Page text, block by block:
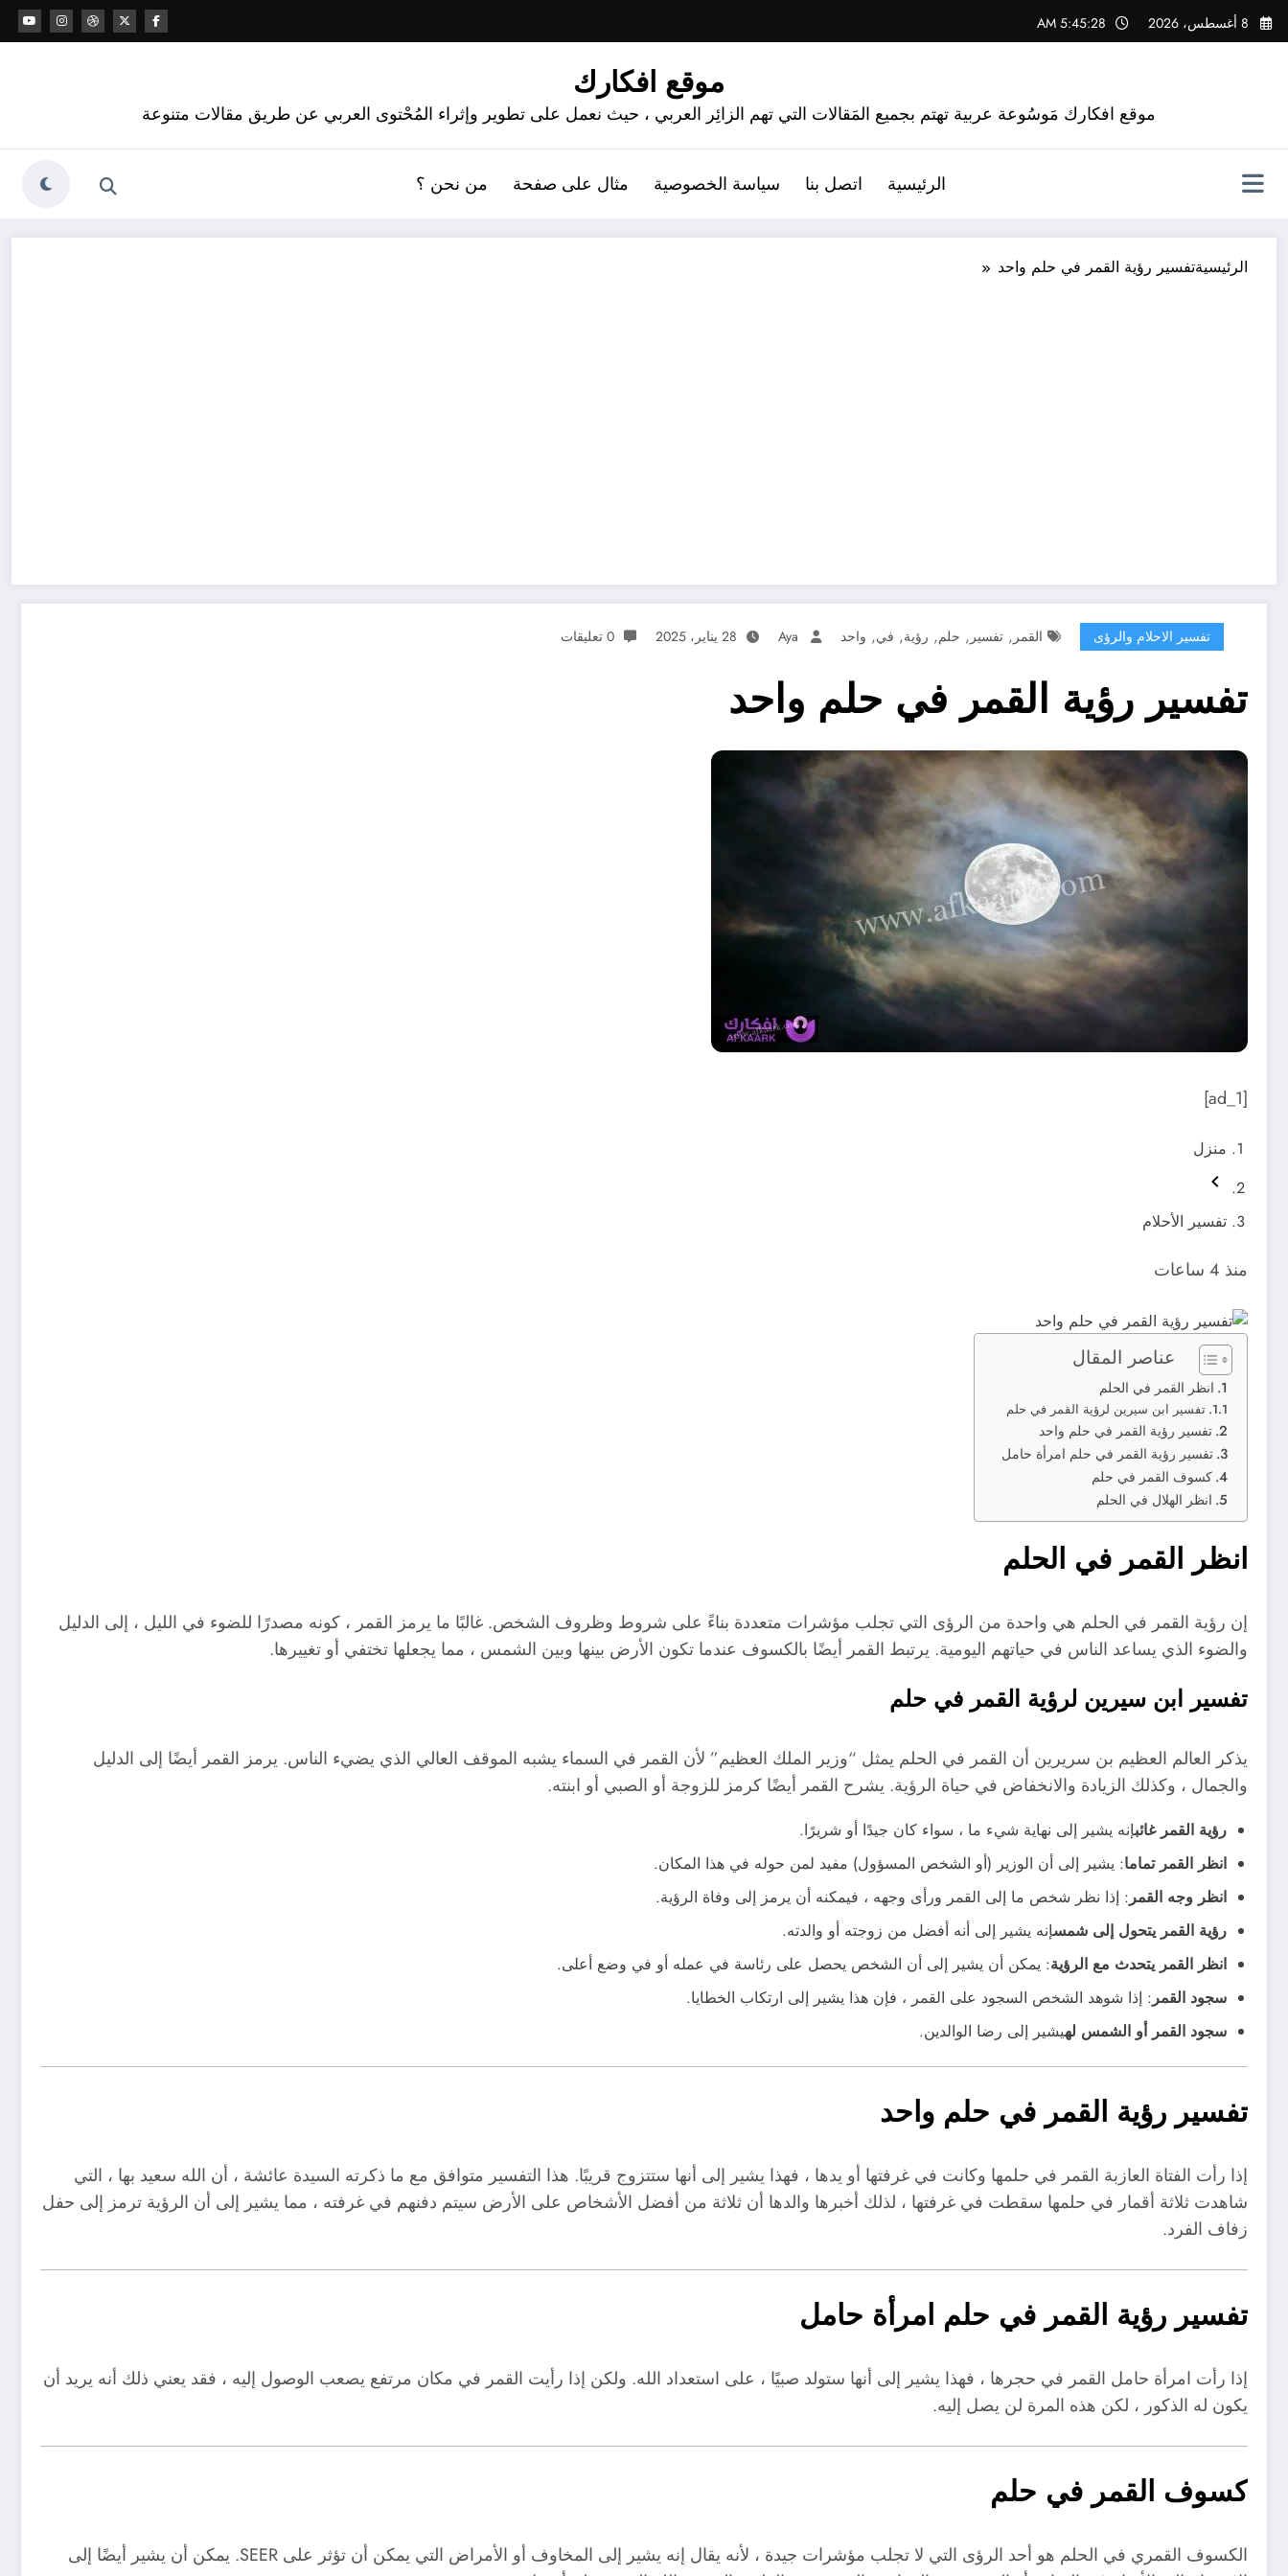
التجاوز
إلى
8 أغسطس، 2026 5:45:29 AM
موقع افكارك
موقع افكارك مَوسُوعة عربية تهتم بجميع المَقالات التي تهم الزائِر العربي ، حيث نعمل على تطوير وإثراء المُحْتوى العربي عن طريق مقالات متنوعة
الرئيسية اتصل بنا سياسة الخصوصية مثال على صفحة من نحن ؟
الرئيسيةتفسير رؤية القمر في حلم واحد
تفسير الاحلام والرؤى القمر , تفسير , حلم, رؤية, في, واحد Aya 28 يناير، 2025 0 تعليقات
تفسير رؤية القمر في حلم واحد
[ad_1]
منزل
تفسير الأحلام
منذ 4 ساعات
عناصر المقال
انظر القمر في الحلم
تفسير ابن سيرين لرؤية القمر في حلم
تفسير رؤية القمر في حلم واحد
تفسير رؤية القمر في حلم امرأة حامل
كسوف القمر في حلم
انظر الهلال في الحلم
انظر القمر في الحلم
إن رؤية القمر في الحلم هي واحدة من الرؤى التي تجلب مؤشرات متعددة بناءً على شروط وظروف الشخص. غالبًا ما يرمز القمر ، كونه مصدرًا للضوء في الليل ، إلى الدليل
والضوء الذي يساعد الناس في حياتهم اليومية. يرتبط القمر أيضًا بالكسوف عندما تكون الأرض بينها وبين الشمس ، مما يجعلها تختفي أو تغييرها.
تفسير ابن سيرين لرؤية القمر في حلم
يذكر العالم العظيم بن سريرين أن القمر في الحلم يمثل “وزير الملك العظيم” لأن القمر في السماء يشبه الموقف العالي الذي يضيء الناس. يرمز القمر أيضًا إلى الدليل
والجمال ، وكذلك الزيادة والانخفاض في حياة الرؤية. يشرح القمر أيضًا كرمز للزوجة أو الصبي أو ابنته.
رؤية القمر غائبإنه يشير إلى نهاية شيء ما ، سواء كان جيدًا أو شريرًا.
انظر القمر تماما: يشير إلى أن الوزير (أو الشخص المسؤول) مفيد لمن حوله في هذا المكان.
انظر وجه القمر: إذا نظر شخص ما إلى القمر ورأى وجهه ، فيمكنه أن يرمز إلى وفاة الرؤية.
رؤية القمر يتحول إلى شمسإنه يشير إلى أنه أفضل من زوجته أو والدته.
انظر القمر يتحدث مع الرؤية: يمكن أن يشير إلى أن الشخص يحصل على رئاسة في عمله أو في وضع أعلى.
سجود القمر: إذا شوهد الشخص السجود على القمر ، فإن هذا يشير إلى ارتكاب الخطايا.
سجود القمر أو الشمس لهيشير إلى رضا الوالدين.
تفسير رؤية القمر في حلم واحد
إذا رأت الفتاة العازبة القمر في حلمها وكانت في غرفتها أو يدها ، فهذا يشير إلى أنها ستتزوج قريبًا. هذا التفسير متوافق مع ما ذكرته السيدة عائشة ، أن الله سعيد بها ، التي
شاهدت ثلاثة أقمار في حلمها سقطت في غرفتها ، لذلك أخبرها والدها أن ثلاثة من أفضل الأشخاص على الأرض سيتم دفنهم في غرفته ، مما يشير إلى أن الرؤية ترمز إلى حفل
زفاف الفرد.
تفسير رؤية القمر في حلم امرأة حامل
إذا رأت امرأة حامل القمر في حجرها ، فهذا يشير إلى أنها ستولد صبيًا ، على استعداد الله. ولكن إذا رأيت القمر في مكان مرتفع يصعب الوصول إليه ، فقد يعني ذلك أنه يريد أن
يكون له الذكور ، لكن هذه المرة لن يصل إليه.
كسوف القمر في حلم
الكسوف القمري في الحلم هو أحد الرؤى التي لا تجلب مؤشرات جيدة ، لأنه يقال إنه يشير إلى المخاوف أو الأمراض التي يمكن أن تؤثر على SEER. يمكن أن يشير أيضًا إلى